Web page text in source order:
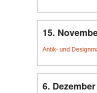
15.
Antik- und
6.